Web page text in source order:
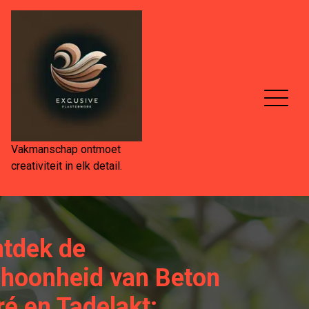
Spring
Vakmanschap ontmoet
creativiteit in elk detail.
de
van Beton